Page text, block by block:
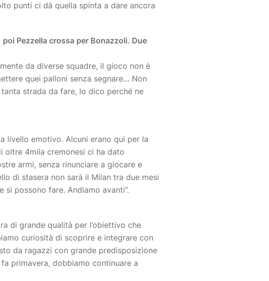
punti ci dà quella spinta a dare ancora
Pezzella crossa per Bonazzoli. Due
da diverse squadre, il gioco non è
quei palloni senza segnare… Non
strada da fare, lo dico perché ne
livello emotivo. Alcuni erano qui per la
oltre 4mila cremonesi ci ha dato
armi, senza rinunciare a giocare e
di stasera non sarà il Milan tra due mesi
possono fare. Andiamo avanti”.
di grande qualità per l’obiettivo che
curiosità di scoprire e integrare con
da ragazzi con grande predisposizione
primavera, dobbiamo continuare a